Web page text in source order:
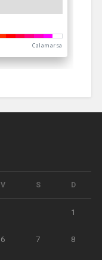
V S D
1
6 7 8